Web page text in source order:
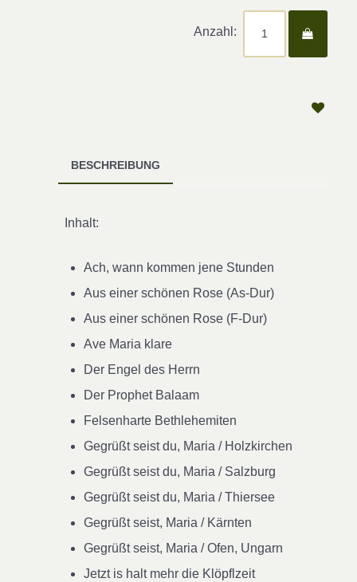
Anzahl:
BESCHREIBUNG
Inhalt:
Ach, wann kommen jene Stunden
Aus einer schönen Rose (As-Dur)
Aus einer schönen Rose (F-Dur)
Ave Maria klare
Der Engel des Herrn
Der Prophet Balaam
Felsenharte Bethlehemiten
Gegrüßt seist du, Maria / Holzkirchen
Gegrüßt seist du, Maria / Salzburg
Gegrüßt seist du, Maria / Thiersee
Gegrüßt seist, Maria / Kärnten
Gegrüßt seist, Maria / Ofen, Ungarn
Jetzt is halt mehr die Klöpflzeit